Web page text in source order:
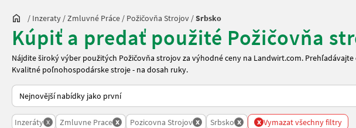
/ Inzeraty /Zmluvné Práce / Požičovňa Strojov /Srbsko
Kúpiť a predať použité Požičovňa
Nájdite široký výber použitých Požičovňa strojov za výhodné ceny na Landwirt.com.
Kvalitné poľnohospodárske stroje - na dosah ruky.
Takto se řadí nabídky na Landwirt.com
Inzeráty x Zmluvne Prace x Pozicovna Strojov x Srbsko x x Vymazat všechny filtry